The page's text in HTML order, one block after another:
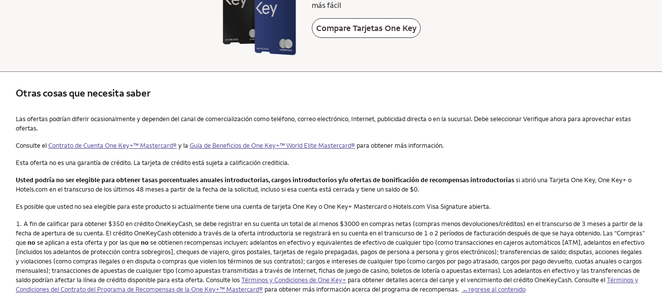
más fácil
Compare Tarjetas One Key
Otras cosas que necesita saber
Otras cosas que necesita saber
Las ofertas podrían diferir ocasionalmente y dependen del canal de comercialización como teléfono, correo electrónico, Internet, publicidad directa o en la sucursal. Debe seleccionar Verifique ahora para aprovechar estas
ofertas.
Consulte elContrato de Cuenta One Key+™ Mastercard® y la Guía de Beneficios de One Key+™ World Elite Mastercard® para obtener más información.
Esta oferta no es una garantía de crédito. La tarjeta de crédito está sujeta a calificación crediticia.
Usted podría no ser elegible para obtener tasas porcentuales anuales introductorias, cargos introductorios y/u ofertas de bonificación de recompensas introductoriassi abrió una Tarjeta One Key, One Key+ o
Hotels.com en el transcurso de los últimos 48 meses a partir de la fecha de la solicitud, incluso si esa cuenta está cerrada y tiene un saldo de $0.
Es posible que usted no sea elegible para este producto si actualmente tiene una cuenta de tarjeta One Key o One Key+ Mastercard o Hotels.com Visa Signature abierta.
Nota
1. A fin de calificar para obtener $350 en crédito OneKeyCash, se debe registrar en su cuenta un total de al menos $3000 en compras netas (compras menos devoluciones/créditos) en el transcurso de 3 meses a partir de la
fecha de apertura de su cuenta. El crédito OneKeyCash obtenido a través de la oferta introductoria se registrará en su cuenta en el transcurso de 1 o 2 períodos de facturación después de que se haya obtenido. Las “Compras”
quenose aplican a esta oferta y por las quenose obtienen recompensas incluyen: adelantos en efectivo y equivalentes de efectivo de cualquier tipo (como transacciones en cajeros automáticos [ATM], adelantos en efectivo
[incluidos los adelantos de protección contra sobregiros], cheques de viajero, giros postales, tarjetas de regalo prepagadas, pagos de persona a persona y giros electrónicos); transferencias de saldo; disputas, acciones ilegales
y violaciones (como compras ilegales o en disputa o compras que violen los términos de sus contratos); cargos e intereses de cualquier tipo (como cargos por pago atrasado, cargos por pago devuelto, cuotas anuales o cargos
mensuales); transacciones de apuestas de cualquier tipo (como apuestas transmitidas a través de Internet, fichas de juego de casino, boletos de lotería o apuestas externas). Los adelantos en efectivo y las transferencias de
saldo podrían afectar la línea de crédito disponible para esta oferta. Consulte losTérminos y Condiciones de One Key+ para obtener detalles acerca del canje y el vencimiento del crédito OneKeyCash. Consulte elTérminos y
Condiciones del Contrato del Programa de Recompensas de la One Key+™ Mastercard® para obtener más información acerca del programa de recompensas. ←regrese al contenido